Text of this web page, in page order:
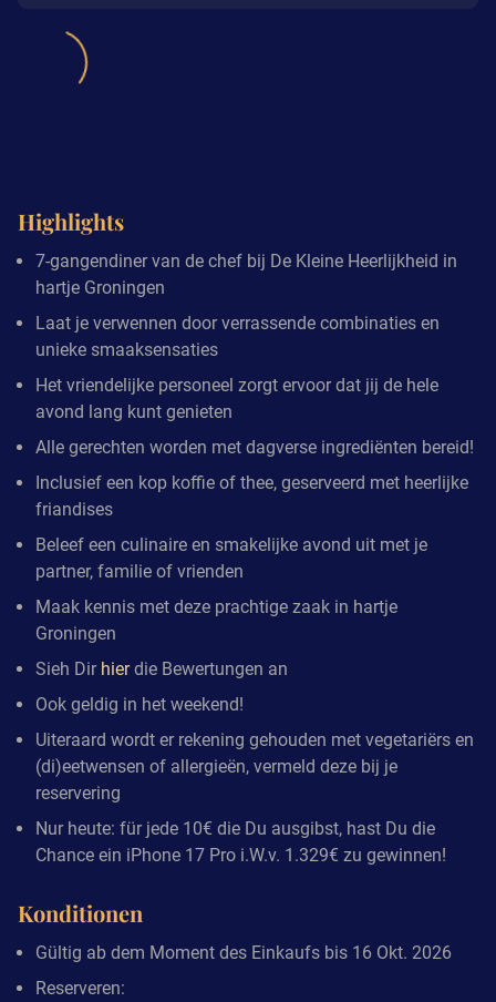
Highlights
7-gangendiner van de chef bij De Kleine Heerlijkheid in
hartje Groningen
Laat je verwennen door verrassende combinaties en
unieke smaaksensaties
Het vriendelijke personeel zorgt ervoor dat jij de hele
avond lang kunt genieten
Alle gerechten worden met dagverse ingrediënten bereid!
Inclusief een kop koffie of thee, geserveerd met heerlijke
friandises
Beleef een culinaire en smakelijke avond uit met je
partner, familie of vrienden
Maak kennis met deze prachtige zaak in hartje
Groningen
Sieh Dir hierdie Bewertungen an
Ook geldig in het weekend!
Uiteraard wordt er rekening gehouden met vegetariërs en
(di)eetwensen of allergieën, vermeld deze bij je
reservering
Nur heute: für jede 10€ die Du ausgibst, hast Du die
Chance ein iPhone 17 Pro i.W.v. 1.329€ zu gewinnen!
Konditionen
Gültig ab dem Moment des Einkaufs bis 16 Okt. 2026
Reserveren: